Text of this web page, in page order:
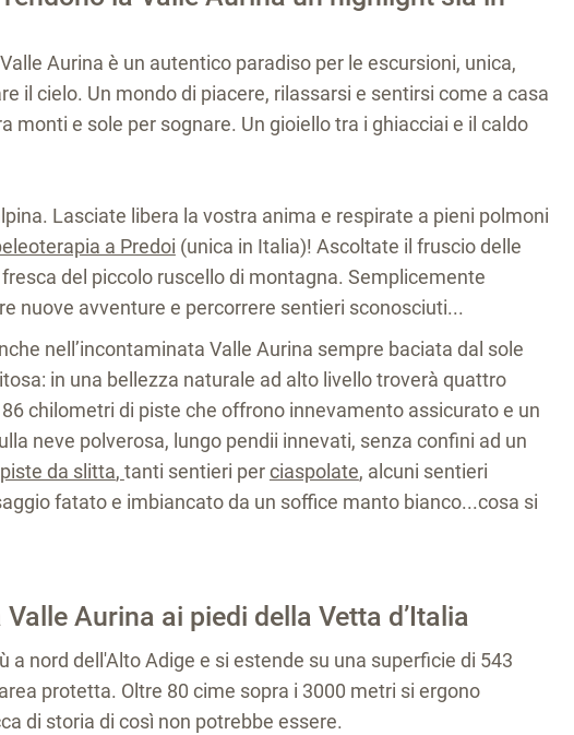
Aurina è un autentico paradiso per le escursioni, unica,
il cielo. Un mondo di piacere, rilassarsi e sentirsi come a casa
monti e sole per sognare. Un gioiello tra i ghiacciai e il caldo
Lasciate libera la vostra anima e respirate a pieni polmoni
a Predoi (unica in Italia)! Ascoltate il fruscio delle
del piccolo ruscello di montagna. Semplicemente
nuove avventure e percorrere sentieri sconosciuti...
nell’incontaminata Valle Aurina sempre baciata dal sole
in una bellezza naturale ad alto livello troverà quattro
chilometri di piste che offrono innevamento assicurato e un
neve polverosa, lungo pendii innevati, senza confini ad un
piste da slitta, tanti sentieri perciaspolate, alcuni sentieri
fatato e imbiancato da un soffice manto bianco...cosa si
Aurina ai piedi della Vetta d’Italia
a nord dell'Alto Adige e si estende su una superficie di 543
protetta. Oltre 80 cime sopra i 3000 metri si ergono
di storia di così non potrebbe essere.